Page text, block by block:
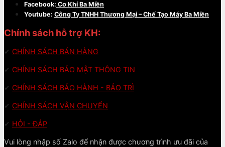
Facebook: Cơ Khí Ba Miền
Youtube: Công Ty TNHH Thương Mại – Chế Tạo Máy Ba Miền
Chính sách hỗ trợ KH:
✔ CHÍNH SÁCH BÁN HÀNG
✔ CHÍNH SÁCH BẢO MẬT THÔNG TIN
✔ CHÍNH SÁCH BẢO HÀNH - BẢO TRÌ
✔ CHÍNH SÁCH VẬN CHUYỂN
✔ HỎI - ĐÁP
Vui lòng nhập số Zalo để nhận được chương trình ưu đãi của